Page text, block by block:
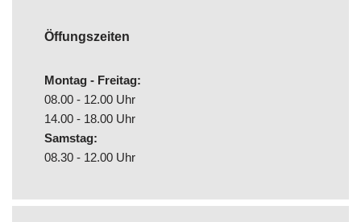
Öffungszeiten
Montag - Freitag:
08.00 - 12.00 Uhr
14.00 - 18.00 Uhr
Samstag:
08.30 - 12.00 Uhr